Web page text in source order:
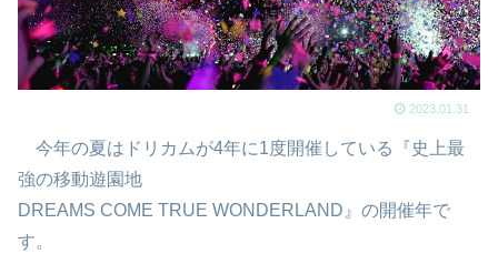
2023.01.31
今年の夏はドリカムが4年に1度開催している『史上最
強の移動遊園地
DREAMS COME TRUE WONDERLAND』の開催年で
す。